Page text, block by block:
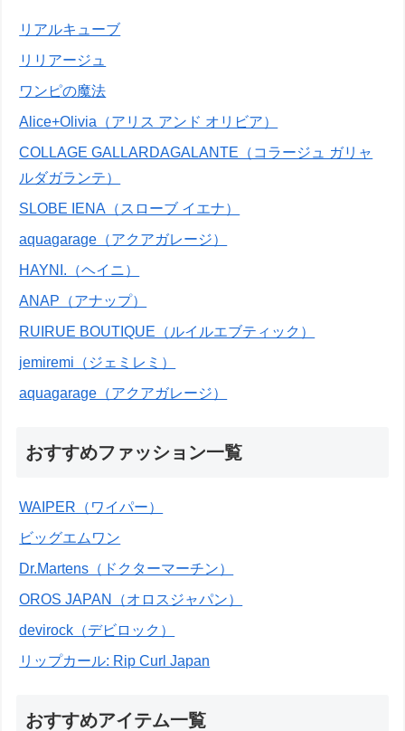
リアルキューブ
リリアージュ
ワンピの魔法
Alice+Olivia（アリス アンド オリビア）
COLLAGE GALLARDAGALANTE（コラージュ ガリャ
ルダガランテ）
SLOBE IENA（スローブ イエナ）
aquagarage（アクアガレージ）
HAYNI.（ヘイニ）
ANAP（アナップ）
RUIRUE BOUTIQUE（ルイルエブティック）
jemiremi（ジェミレミ）
aquagarage（アクアガレージ）
おすすめファッション一覧
WAIPER（ワイパー）
ビッグエムワン
Dr.Martens（ドクターマーチン）
OROS JAPAN（オロスジャパン）
devirock（デビロック）
リップカール: Rip Curl Japan
おすすめアイテム一覧